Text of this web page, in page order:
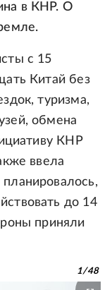
в КНР. О
с 15
Китай без
туризма,
обмена
КНР
ввела
до 14
приняли
1/48